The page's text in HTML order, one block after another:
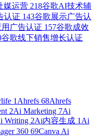
媒运营 218谷歌AI技术辅
认证 143谷歌展示广告认
广告认证 157谷歌成效
谷歌线下销售增长认证
1 Ahrefs 68Ahrefs
2Ai Marketing 7Ai
Writing 2Ai内容生成 1 Ai
360 69Canva Ai